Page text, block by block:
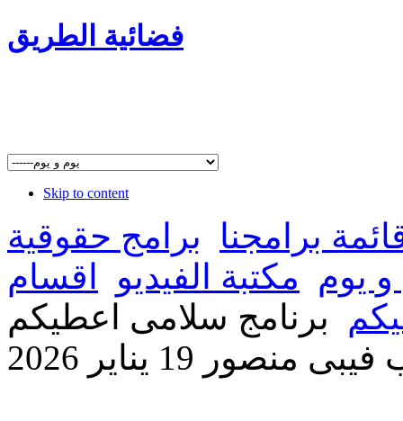
فضائية الطريق
Skip to content
برامجنا
برامج حقوقية
و يوم مكتبة الفيديو
اقسام
برنامج سلامى اعطيكم
19 يناير 2026